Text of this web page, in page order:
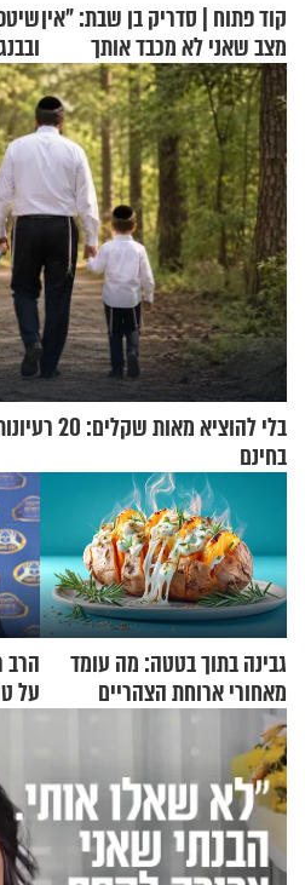
קוד פתוח | סדריק בן שבת: "אין
מצב שאני לא מכבד אותך
בבוקר בהנחת תפילין"
בלי
בחינם
גבינה בתוך בטטה: מה עומד
מאחורי ארוחת הצהריים
שכבשה את הרשת?
הרב
על